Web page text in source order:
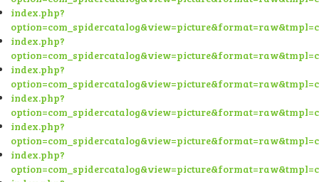
index.php?
index.php?
index.php?
index.php?
index.php?
index.php?